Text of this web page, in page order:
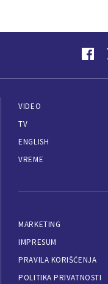
VIDEO
TV
ENGLISH
VREME
MARKETING
IMPRESUM
PRAVILA KORIŠĆENJA
POLITIKA PRIVATNOSTI